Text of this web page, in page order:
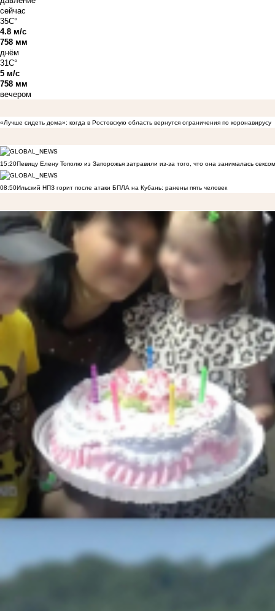
сейчас
35C°
4.8 м/с
758 мм
днём
31C°
5 м/с
758 мм
вечером
«Лучше сидеть дома»: когда в Ростовскую область вернутся ограничения по коронавирусу
15:20Певицу Елену Тополю из Запорожья затравили из-за того, что она занималась
08:50Ильский НПЗ горит после атаки БПЛА на Кубань: ранены пять человек